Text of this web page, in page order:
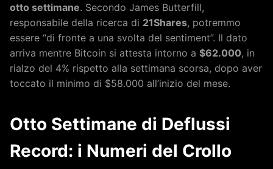
otto settimane. Secondo James Butterfill,
responsabile della ricerca di 21Shares, potremmo
essere “di fronte a una svolta del sentiment”. Il dato
arriva mentre Bitcoin si attesta intorno a $62.000, in
rialzo del 4% rispetto alla settimana scorsa, dopo aver
toccato il minimo di $58.000 all’inizio del mese.
Otto Settimane di Deflussi
Record: i Numeri del Crollo